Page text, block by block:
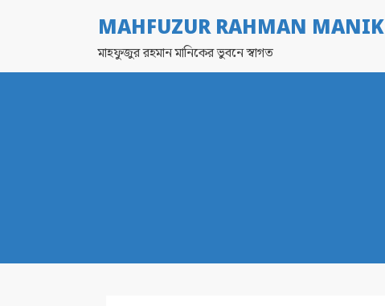
MAHFUZUR RAHMAN MANIK
মাহফুজুর রহমান মানিকের ভুবনে স্বাগত